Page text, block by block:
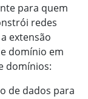
para quem
redes
extensão
domínio em
domínios:
de dados para